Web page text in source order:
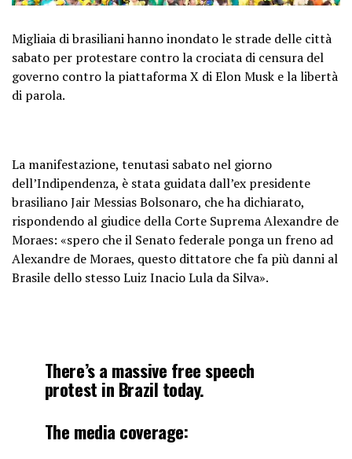
Migliaia di brasiliani hanno inondato le strade delle città
sabato per protestare contro la crociata di censura del
governo contro la piattaforma X di Elon Musk e la libertà
di parola.
La manifestazione, tenutasi sabato nel giorno
dell’Indipendenza, è stata guidata dall’ex presidente
brasiliano Jair Messias Bolsonaro, che ha dichiarato,
rispondendo al giudice della Corte Suprema Alexandre de
Moraes: «spero che il Senato federale ponga un freno ad
Alexandre de Moraes, questo dittatore che fa più danni al
Brasile dello stesso Luiz Inacio Lula da Silva».
There’s a massive free speech
protest in Brazil today.
The media coverage: